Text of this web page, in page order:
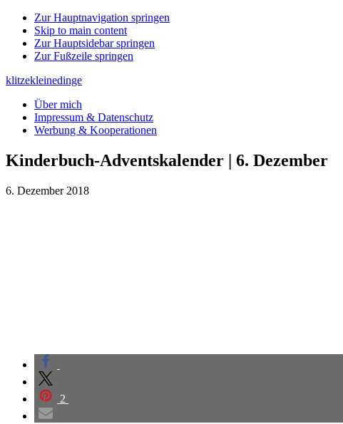
Zur Hauptnavigation springen
Skip to main content
Zur Hauptsidebar springen
Zur Fußzeile springen
klitzekleinedinge
Über mich
Impressum & Datenschutz
Werbung & Kooperationen
Kinderbuch-Adventskalender | 6. Dezember
6. Dezember 2018
2